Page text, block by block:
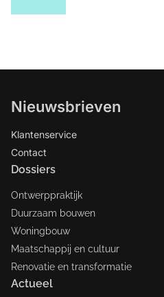
Nieuwsbrieven
Klantenservice
Contact
Dossiers
Ontwerppraktijk
Duurzaam bouwen
Woningbouw
Maatschappij en cultuur
Renovatie en transformatie
Actueel